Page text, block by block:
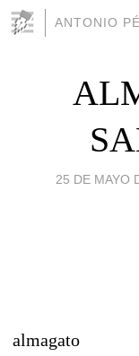
ANTONIO
25 DE MAYO
almagato